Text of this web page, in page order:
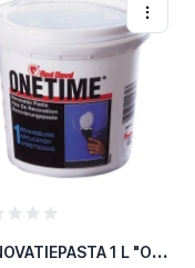
R
ENOVATIEPASTA 1 L "ONETIME" (6 PER OVERDOOS)